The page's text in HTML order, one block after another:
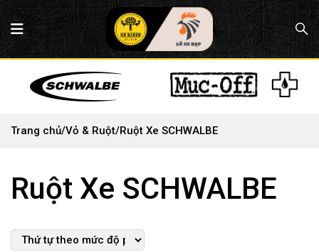
Trang chủ/Vỏ & Ruột/Ruột Xe SCHWALBE
Ruột Xe SCHWALBE